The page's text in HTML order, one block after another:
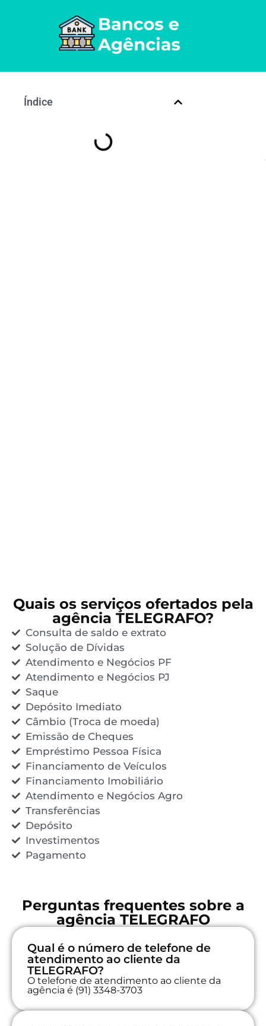
Índice
Quais os serviços ofertados pela
agência TELEGRAFO?
Consulta de saldo e extrato
Solução de Dívidas
Atendimento e Negócios PF
Atendimento e Negócios PJ
Saque
Depósito Imediato
Câmbio (Troca de moeda)
Emissão de Cheques
Empréstimo Pessoa Física
Financiamento de Veículos
Financiamento Imobiliário
Atendimento e Negócios Agro
Transferências
Depósito
Investimentos
Pagamento
Perguntas frequentes sobre a
agência TELEGRAFO
Qual é o número de telefone de
atendimento ao cliente da
TELEGRAFO?
O telefone de atendimento ao cliente da
agência é (91) 3348-3703